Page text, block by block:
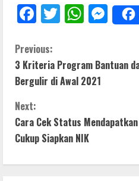
F
e
b
o
k
T
er
W
s
A
p
M
e
e
er
C
o
n
t
Previous:
3 Kriteria Program Bantuan
Bergulir di Awal 2021
Next:
Cara Cek Status
Cukup Siapkan NIK